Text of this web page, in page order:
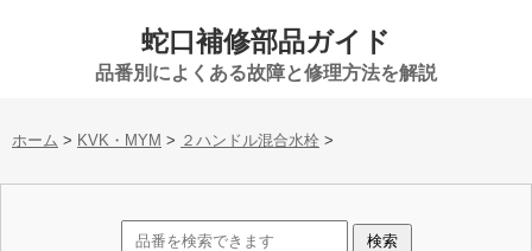
蛇口補修部品ガイド
品番別によくある故障と修理方法を解説
ホーム > KVK・MYM > ２ハンドル混合水栓 >